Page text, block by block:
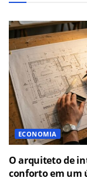
ECONOMIA
O arquiteto de
conforto em um